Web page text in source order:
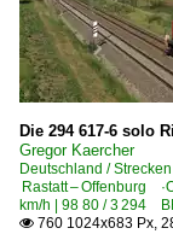
Die 294 617-6 solo
Gregor Kaercher
Deutschland /
Rastatt – Offenburg
km/h | 98 80 / 3 294
 760 1024x683 Px,